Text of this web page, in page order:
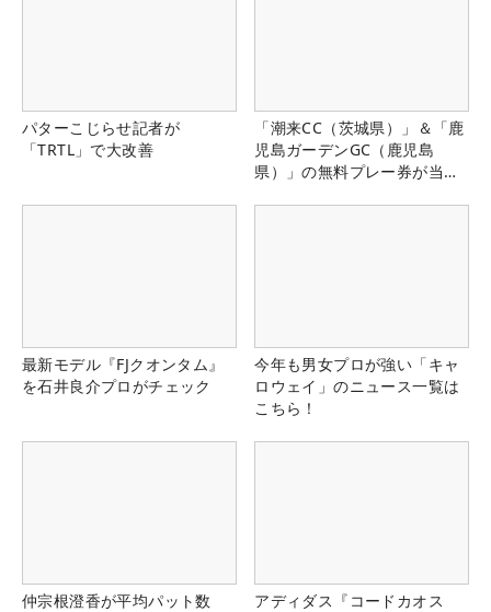
パターこじらせ記者が
「TRTL」で大改善
「潮来CC（茨城県）」＆「鹿
児島ガーデンGC（鹿児島
県）」の無料プレー券が当た
最新モデル『FJクオンタム』
を石井良介プロがチェック
今年も男女プロが強い「キャ
ロウェイ」のニュース一覧は
こちら！
仲宗根澄香が平均パット数
アディダス『コードカオス